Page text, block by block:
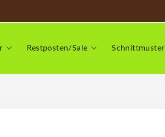
Restposten/Sale Schnittmuster